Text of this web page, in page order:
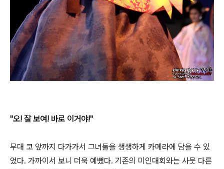
"오! 잘 보여! 바로 이거야!"
무대 코 앞까지 다가가서 그녀들을 생생하게 카메라에 담을 수 있
었다. 가까이서 보니 더욱 예뻤다. 기존의 미인대회와는 사뭇 다른